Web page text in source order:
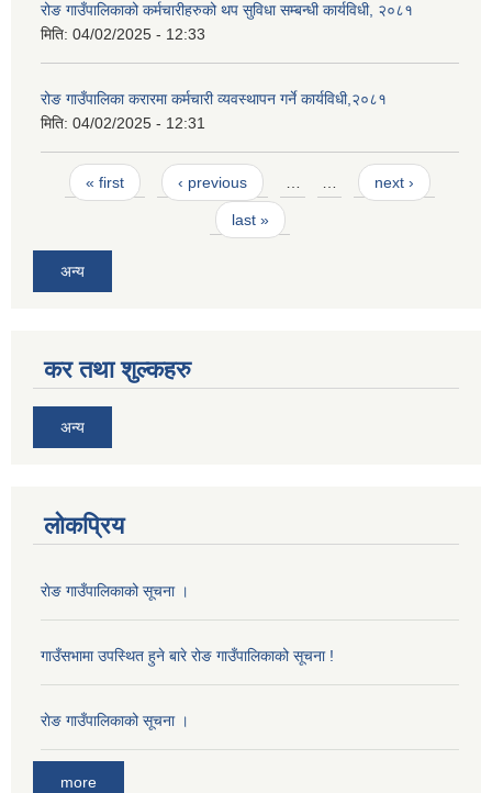
रोङ गाउँपालिकाको कर्मचारीहरुको थप सुविधा सम्बन्धी कार्यविधी, २०८१
मिति: 04/02/2025 - 12:33
रोङ गाउँपालिका करारमा कर्मचारी व्यवस्थापन गर्ने कार्यविधी,२०८१
मिति: 04/02/2025 - 12:31
Pages
« first ‹ previous … … next ›
last »
अन्य
कर तथा शुल्कहरु
अन्य
लोकप्रिय
राेङ गाउँपालिकाको सूचना ।
गाउँसभामा उपस्थित हुने बारे रोङ गाउँपालिकाको सूचना !
राेङ गाउँपालिकाको सूचना ।
more